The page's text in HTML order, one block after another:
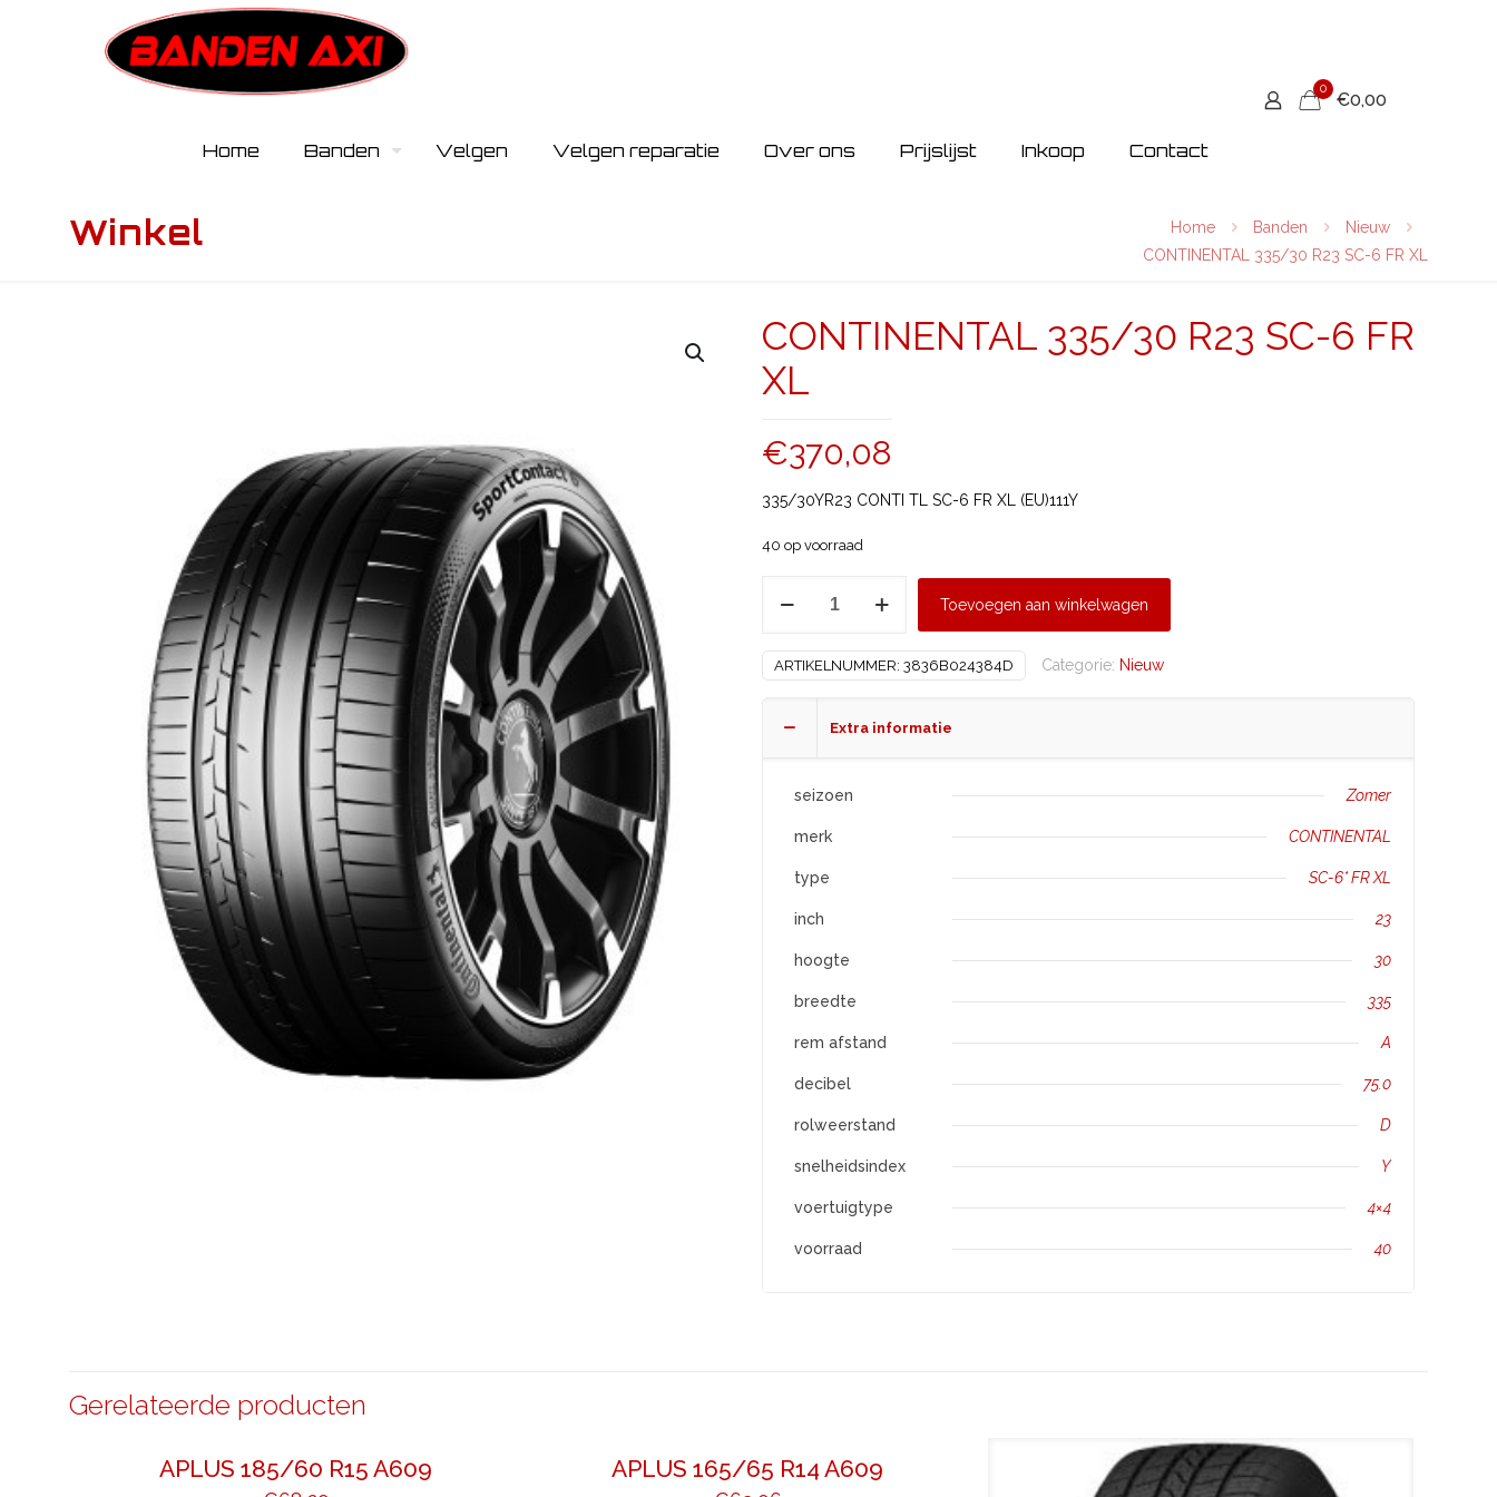
Home Banden Velgen Velgen reparatie Over ons Prijslijst Inkoop Contact
0
€0,00
Winkel Home Banden
Nieuw
CONTINENTAL 335/30 R23 SC-6 FR XL
CONTINENTAL 335/30 R23 SC-6 FR
XL
€370,08
335/30YR23 CONTI TL SC-6 FR XL (EU)111Y
40 op voorraad
SC-
Toevoegen aan winkelwagen
ARTIKELNUMMER: 3836B024384D Categorie: Nieuw
Extra informatie
seizoen Zomer
merk CONTINENTAL
type SC-6* FR XL
inch 23
hoogte 30
breedte 335
rem afstand A
decibel 75.0
rolweerstand D
snelheidsindex Y
voertuigtype 4×4
voorraad 40
Gerelateerde producten
APLUS 185/60 R15 A609 APLUS 165/65 R14 A609